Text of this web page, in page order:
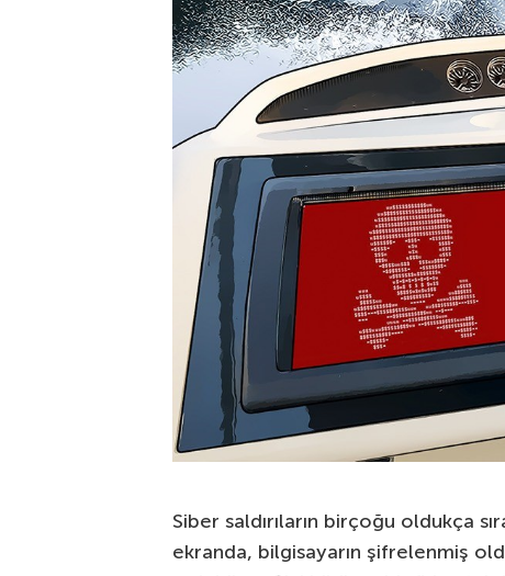
Siber saldırıların birçoğu oldukça
ekranda, bilgisayarın şifrelenmiş